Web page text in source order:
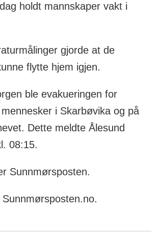
holdt mannskaper vakt i
gjorde at de
flytte hjem igjen.
ble evakueringen for
i Skarbøvika og på
Dette meldte Ålesund
08:15.
Sunnmørsposten.